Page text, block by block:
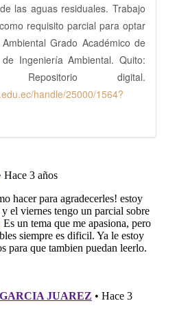
las aguas residuales. Trabajo
requisito parcial para optar
Grado Académico de
Ingeniería Ambiental. Quito:
digital.
handle/25000/1564?